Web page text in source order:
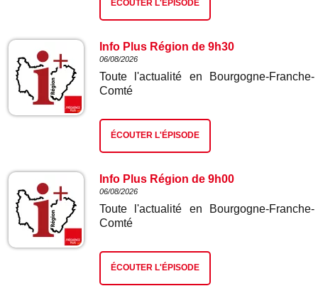
ÉCOUTER L'ÉPISODE
Info Plus Région de 9h30
06/08/2026
Toute l'actualité en Bourgogne-Franche-
Comté
ÉCOUTER L'ÉPISODE
Info Plus Région de 9h00
06/08/2026
Toute l'actualité en Bourgogne-Franche-
Comté
ÉCOUTER L'ÉPISODE